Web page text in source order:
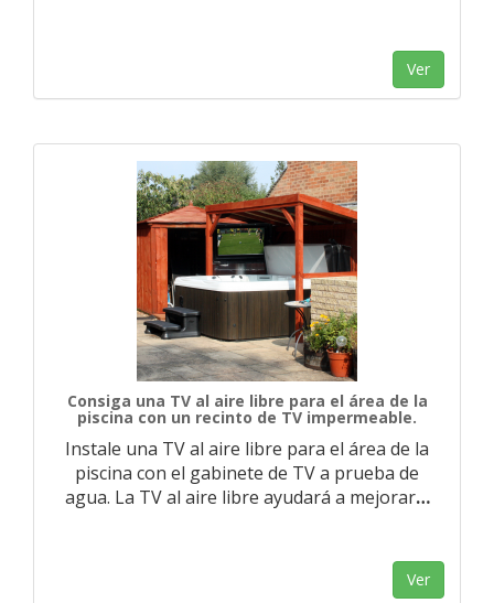
Ver
Consiga una TV al aire libre para el área de la
piscina con un recinto de TV impermeable.
Instale una TV al aire libre para el área de la
piscina con el gabinete de TV a prueba de
agua. La TV al aire libre ayudará a mejorar…
Ver